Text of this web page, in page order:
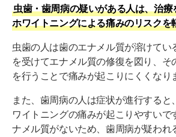
虫歯・歯周病の疑いがある人は、治療
ホワイトニングによる痛みのリスクを
虫歯の人は歯のエナメル質が溶けてい
を受けてエナメル質の修復を図り、そ
を行うことで痛みが起こりにくくなり
また、歯周病の人は症状が進行すると
ワイトニングの痛みが起こりやすいで
ナメル質がないため、歯周病が疑われ